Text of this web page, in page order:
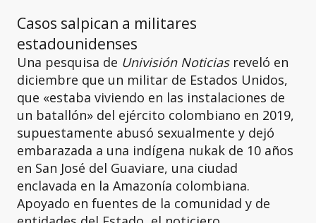
Casos salpican a militares
estadounidenses
Una pesquisa de Univisión Noticiasreveló en
diciembre que un militar de Estados Unidos,
que «estaba viviendo en las instalaciones de
un batallón» del ejército colombiano en 2019,
supuestamente abusó sexualmente y dejó
embarazada a una indígena nukak de 10 años
en San José del Guaviare, una ciudad
enclavada en la Amazonía colombiana.
Apoyado en fuentes de la comunidad y de